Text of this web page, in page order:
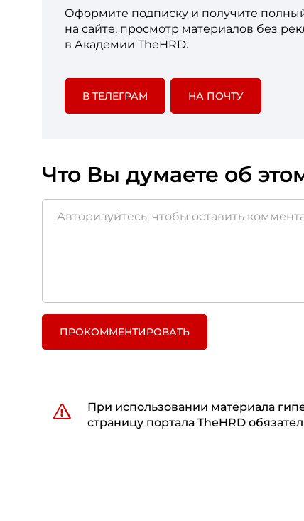
Оформите подписку и получите
на сайте, просмотр материалов без
в Академии TheHRD.
В ТЕЛЕГРАМ НА ПОЧТУ
Что Вы думаете об
ПРОКОММЕНТИРОВАТЬ
При использовании материала
страницу портала TheHRD